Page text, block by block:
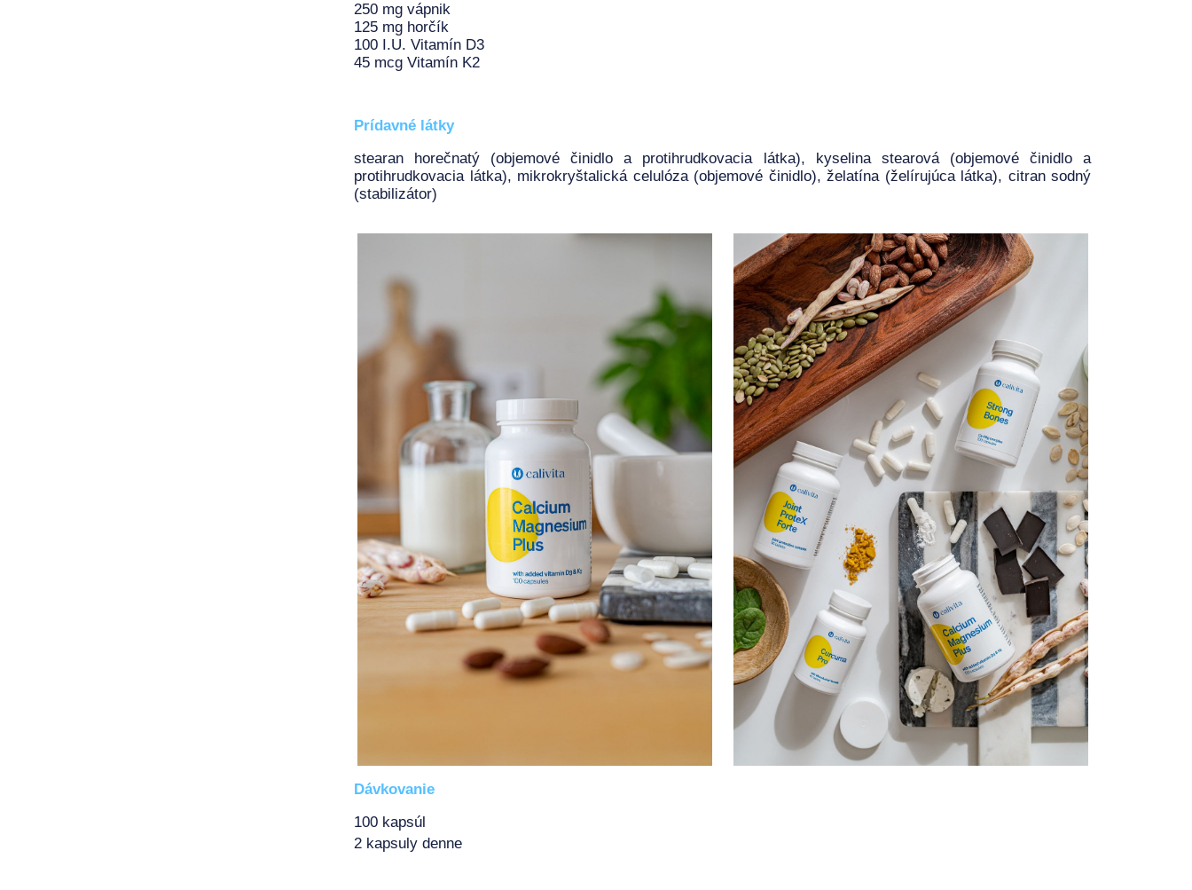
250 mg vápnik
125 mg horčík
100 I.U. Vitamín D3
45 mcg Vitamín K2
Prídavné látky
stearan horečnatý (objemové činidlo a protihrudkovacia látka), kyselina stearová (objemové činidlo a
protihrudkovacia látka), mikrokryštalická celulóza (objemové činidlo), želatína (želírujúca látka), citran sodný
(stabilizátor)
Dávkovanie
100 kapsúl
2 kapsuly denne